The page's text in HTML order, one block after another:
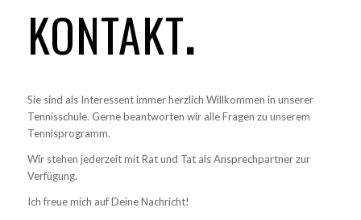
KONTAKT.
Sie sind als Interessent immer herzlich Willkommen in unserer
Tennisschule. Gerne beantworten wir alle Fragen zu unserem
Tennisprogramm.
Wir stehen jederzeit mit Rat und Tat als Ansprechpartner zur
Verfügung.
Ich freue mich auf Deine Nachricht!